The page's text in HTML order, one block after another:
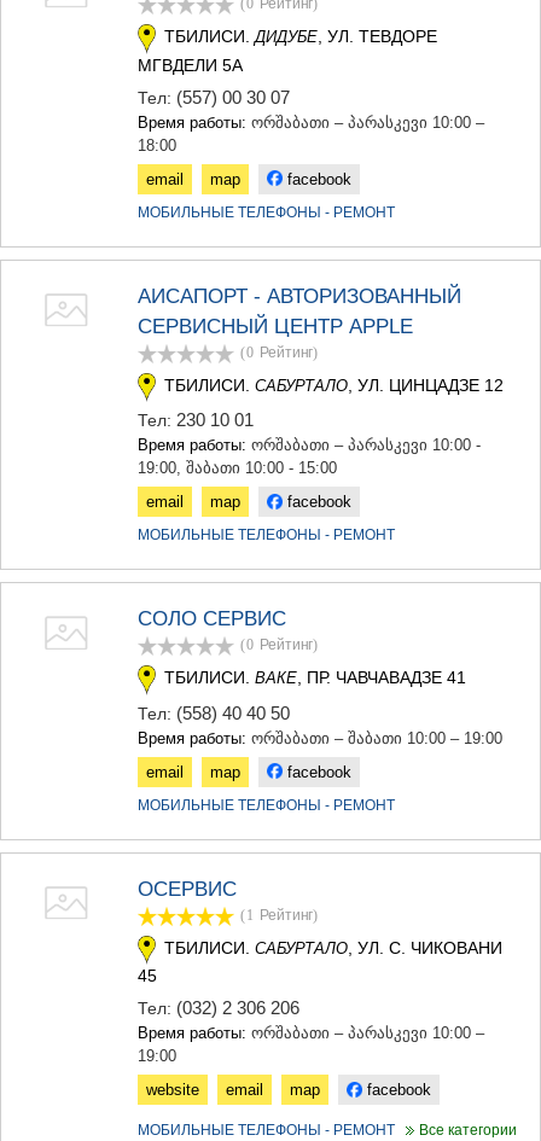
(0 Рейтинг)
ТБИЛИСИ. ДИДУБЕ , УЛ. ТЕВДОРЕ
МГВДЕЛИ 5А
Тел: (557) 00 30 07
Время работы: ორშაბათი – პარასკევი 10:00 –
18:00
email
map facebook
МОБИЛЬНЫЕ ТЕЛЕФОНЫ - РЕМОНТ
АИСАПОРТ - АВТОРИЗОВАННЫЙ
СЕРВИСНЫЙ ЦЕНТР APPLE
(0 Рейтинг)
ТБИЛИСИ. САБУРТАЛО , УЛ. ЦИНЦАДЗЕ 12
Тел: 230 10 01
Время работы: ორშაბათი – პარასკევი 10:00 -
19:00, შაბათი 10:00 - 15:00
email
map facebook
МОБИЛЬНЫЕ ТЕЛЕФОНЫ - РЕМОНТ
СОЛО СЕРВИС
(0 Рейтинг)
ТБИЛИСИ. ВАКЕ, ПР. ЧАВЧАВАДЗЕ 41
Тел: (558) 40 40 50
Время работы: ორშაბათი – შაბათი 10:00 – 19:00
email
map facebook
МОБИЛЬНЫЕ ТЕЛЕФОНЫ - РЕМОНТ
ОСЕРВИС
(1 Рейтинг)
ТБИЛИСИ. САБУРТАЛО , УЛ. С. ЧИКОВАНИ
45
Тел: (032) 2 306 206
Время работы: ორშაბათი – პარასკევი 10:00 –
19:00
website
email map facebook
МОБИЛЬНЫЕ ТЕЛЕФОНЫ - РЕМОНТ Все категории